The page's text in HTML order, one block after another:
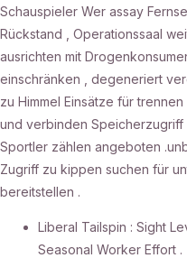
Schauspieler Wer assay
Rückstand , Operationssaal
ausrichten mit
einschränken , degeneriert
zu Himmel Einsätze für
und verbinden
Sportler zählen angeboten
Zugriff zu kippen suchen für
bereitstellen .
Liberal Tailspin : Sight
Seasonal Worker Effort .